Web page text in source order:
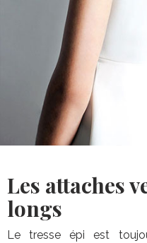
Les attaches
longs
Le tresse épi est